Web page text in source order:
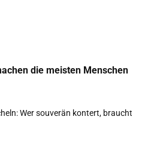
die meisten Menschen